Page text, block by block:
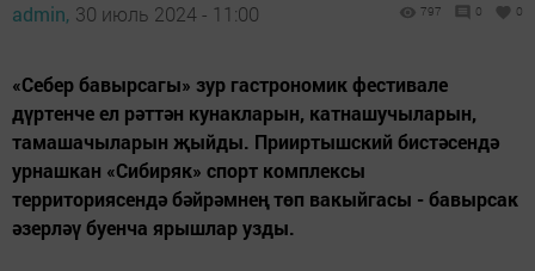
admin, 30 июль 2024 - 11:00 797 0 0
«Себер бавырсагы» зур гастрономик фестивале
дүртенче ел рәттән кунакларын, катнашучыларын,
тамашачыларын җыйды. Прииртышский бистәсендә
урнашкан «Сибиряк» спорт комплексы
территориясендә бәйрәмнең төп вакыйгасы - бавырсак
әзерләү буенча ярышлар узды.